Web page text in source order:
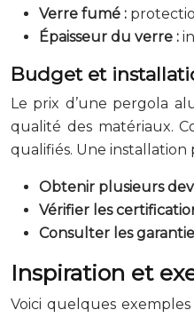
Verre fumé :
Épaisseur du verre :
Budget et
Le prix d’une pergola
qualité des matériaux.
qualifiés. Une installation
Obtenir plusieurs
Vérifier les
Consulter les
Inspiration et
Voici quelques